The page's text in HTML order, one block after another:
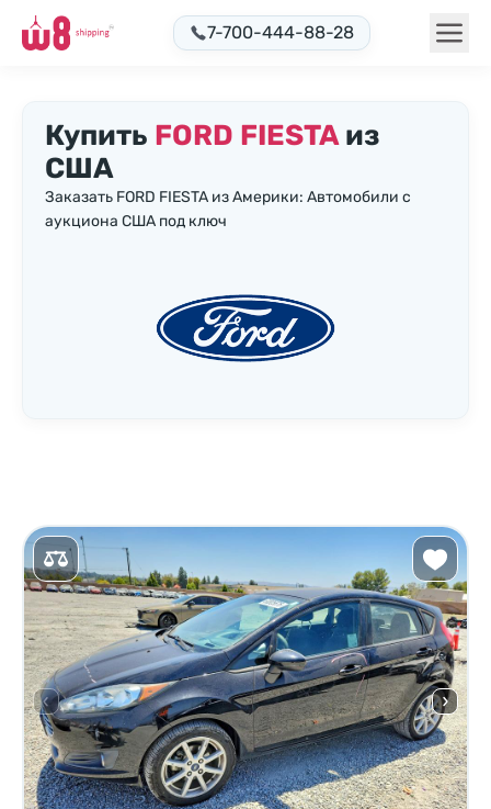
7-700-444-88-28
Купить FORD FIESTAиз
США
Заказать FORD FIESTA из Америки: Автомобили с
аукциона США под ключ